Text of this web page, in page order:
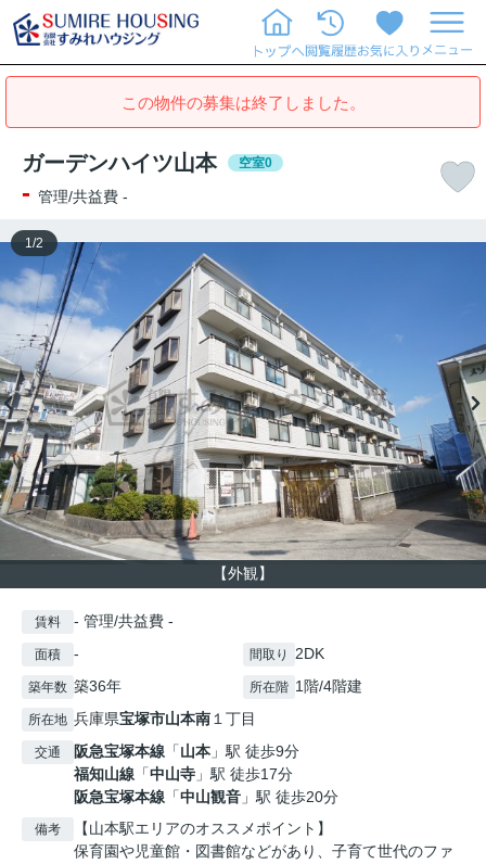
この物件の募集は終了しました。
ガーデンハイツ山本 空室0
- 管理/共益費 -
【外観】
1 /2
賃料 - 管理/共益費 -
面積 - 間取り 2DK
築年数 築36年 所在階 1階/4階建
所在地 兵庫県宝塚市山本南 １丁目
交通 阪急宝塚本線 「山本 」駅 徒歩9分
福知山線 「中山寺 」駅 徒歩17分
阪急宝塚本線 「中山観音 」駅 徒歩20分
備考
【山本駅エリアのオススメポイント】
保育園や児童館・図書館などがあり、子育て世代のファ